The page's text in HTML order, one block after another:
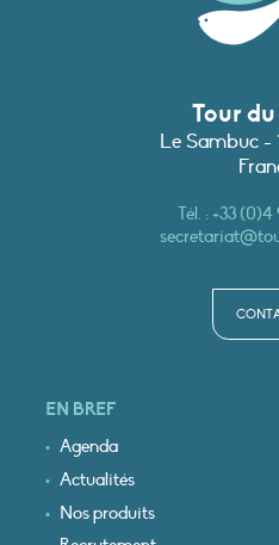
Tour
Le Sambuc -
Tél. :+33 (0)4
EN BREF
Agenda
Actualités
Nos produits